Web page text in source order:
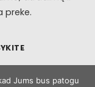
preke.
Jums bus patogu